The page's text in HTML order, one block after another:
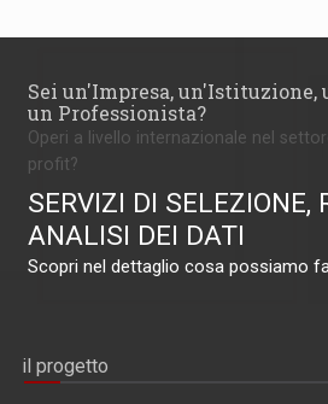
Sei un'Impresa, un'Istituzione,
un Professionista?
Operi a livello internazionale nel
profit?
SERVIZI DI SELEZIONE,
ANALISI DEI DATI
Scopri nel dettaglio cosa possiamo
il progetto